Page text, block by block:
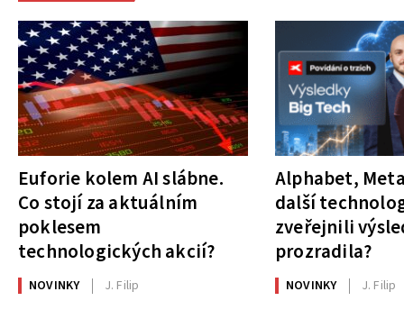
Euforie kolem AI slábne.
Co stojí za aktuálním
poklesem
technologických akcií?
NOVINKY J. Filip
Alphabet,
další
zveřejnili
prozradila?
NOVINKY J. Filip